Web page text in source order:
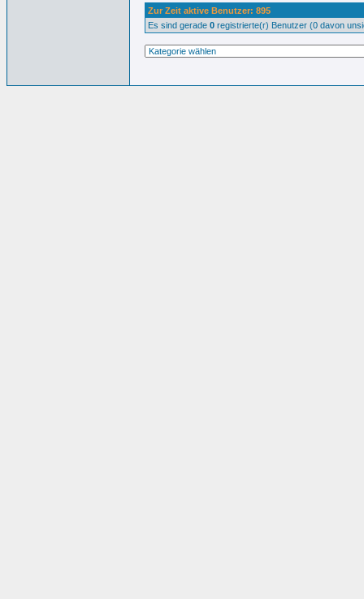
Zur Zeit aktive Benutzer: 895
Es sind gerade 0 registrierte(r) Benutzer (0 davon